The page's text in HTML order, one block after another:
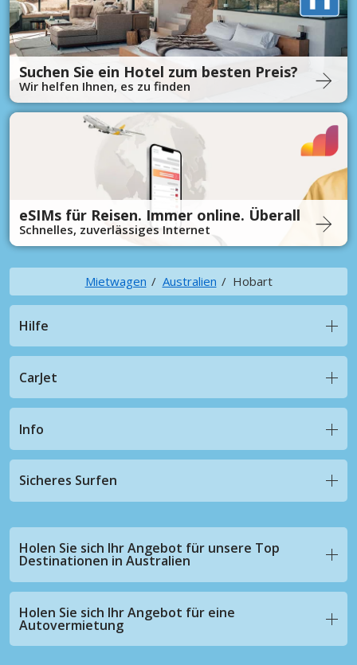
Suchen Sie ein Hotel zum besten Preis?
Wir helfen Ihnen, es zu finden
eSIMs für Reisen. Immer online. Überall
Schnelles, zuverlässiges Internet
Mietwagen Australien Hobart
Hilfe
CarJet
Info
Sicheres Surfen
Holen Sie sich Ihr Angebot für unsere Top
Destinationen in Australien
Holen Sie sich Ihr Angebot für eine
Autovermietung